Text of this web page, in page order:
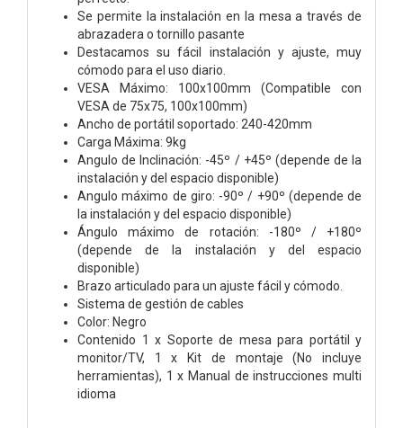
Se permite la instalación en la mesa a través de
abrazadera o tornillo pasante
Destacamos su fácil instalación y ajuste, muy
cómodo para el uso diario.
VESA Máximo: 100x100mm (Compatible con
VESA de 75x75, 100x100mm)
Ancho de portátil soportado: 240-420mm
Carga Máxima: 9kg
Angulo de Inclinación: -45º / +45º (depende de la
instalación y del espacio disponible)
Angulo máximo de giro: -90º / +90º (depende de
la instalación y del espacio disponible)
Ángulo máximo de rotación: -180º / +180º
(depende de la instalación y del espacio
disponible)
Brazo articulado para un ajuste fácil y cómodo.
Sistema de gestión de cables
Color: Negro
Contenido 1 x Soporte de mesa para portátil y
monitor/TV, 1 x Kit de montaje (No incluye
herramientas), 1 x Manual de instrucciones multi
idioma